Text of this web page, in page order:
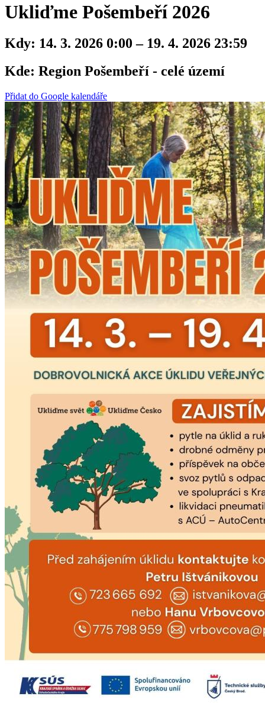
Ukliďme Pošembeří 2026
Kdy: 14. 3. 2026 0:00 – 19. 4. 2026 23:59
Kde: Region Pošembeří - celé území
Přidat do Google kalendáře